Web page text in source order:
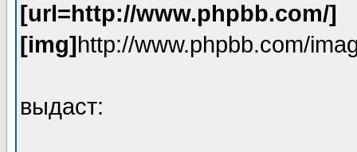
[url=http://www.phpbb.com/]
[img]http://www.phpbb.com/
выдаст: